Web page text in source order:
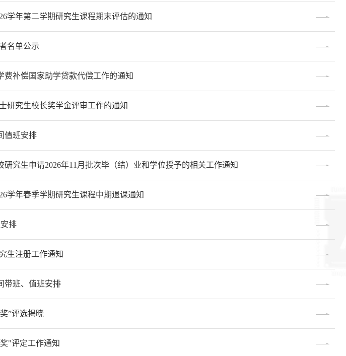
学年第二学期研究生课程期末评估的通知
名单公示
费补偿国家助学贷款代偿工作的通知
研究生校长奖学金评审工作的通知
值班安排
研究生申请2026年11月批次毕（结）业和学位授予的相关工作通知
学年春季学期研究生课程中期退课通知
排
生注册工作通知
带班、值班安排
”评选揭晓
"评定工作通知